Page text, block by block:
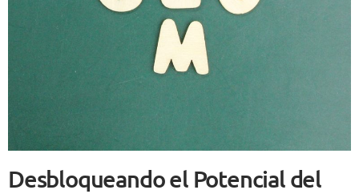
Desbloqueando el Potencial del